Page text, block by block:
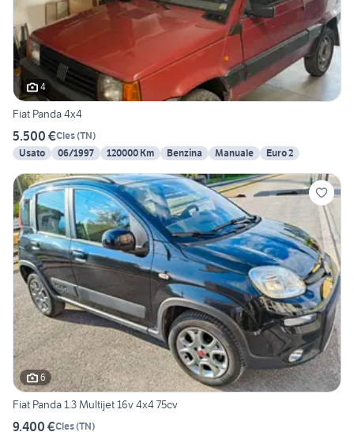
4
Fiat Panda 4x4
5.500 €Cles(TN)
Usato
06/1997 120000 Km Benzina Manuale Euro 2
6
Fiat Panda 1.3 Multijet 16v 4x4 75cv
9.400 €Cles(TN)